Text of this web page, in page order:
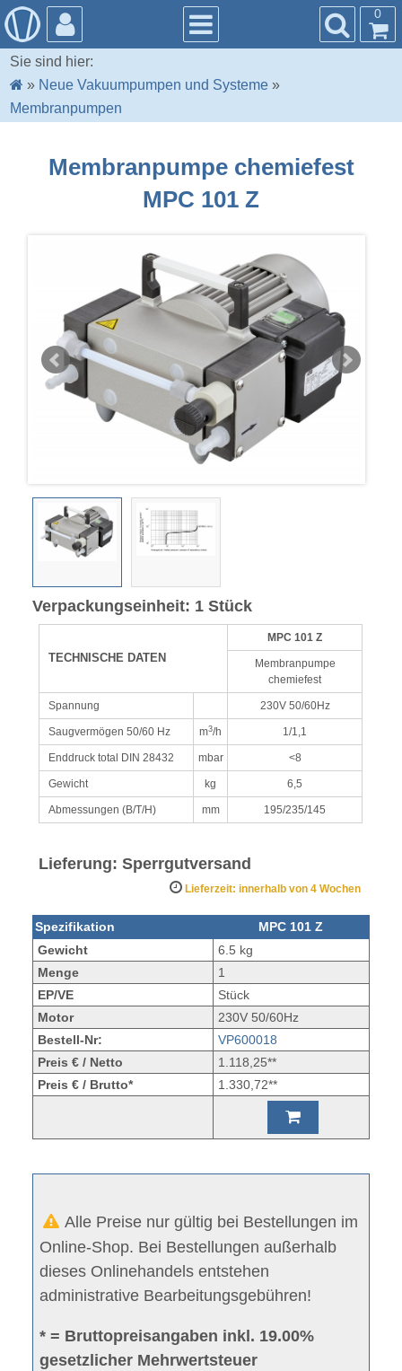
0
Sie sind hier:
» Neue Vakuumpumpen und Systeme »
Membranpumpen
Membranpumpe chemiefest
MPC 101 Z
Verpackungseinheit: 1 Stück
TECHNISCHE DATEN
MPC 101 Z
Membranpumpe
chemiefest
Spannung 230V 50/60Hz
Saugvermögen 50/60 Hz m3/h 1/1,1
Enddruck total DIN 28432 mbar <8
Gewicht kg 6,5
Abmessungen (B/T/H) mm 195/235/145
Lieferung: Sperrgutversand
Lieferzeit: innerhalb von 4 Wochen
Spezifikation
MPC 101 Z
Gewicht
6.5 kg
Menge
1
EP/VE
Stück
Motor
230V 50/60Hz
Bestell-Nr:
VP600018
Preis € / Netto
1.118,25**
Preis € / Brutto*
1.330,72**
Alle Preise nur gültig bei Bestellungen im
Online-Shop. Bei Bestellungen außerhalb
dieses Onlinehandels entstehen
administrative Bearbeitungsgebühren!
* = Bruttopreisangaben inkl. 19.00%
gesetzlicher Mehrwertsteuer